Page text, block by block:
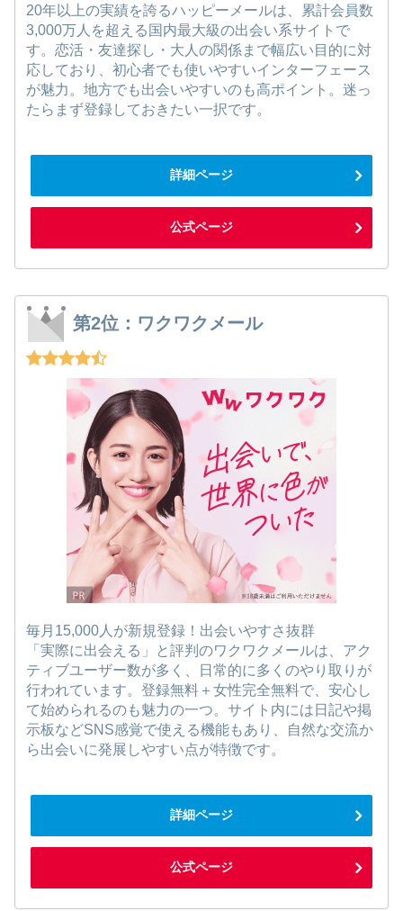
20年以上の実績を誇るハッピーメールは、累計会員数
3,000万人を超える国内最大級の出会い系サイトで
す。恋活・友達探し・大人の関係まで幅広い目的に対
応しており、初心者でも使いやすいインターフェース
が魅力。地方でも出会いやすいのも高ポイント。迷っ
たらまず登録しておきたい一択です。
詳細ページ
公式ページ
第2位：ワクワクメール
毎月15,000人が新規登録！出会いやすさ抜群
「実際に出会える」と評判のワクワクメールは、アク
ティブユーザー数が多く、日常的に多くのやり取りが
行われています。登録無料＋女性完全無料で、安心し
て始められるのも魅力の一つ。サイト内には日記や掲
示板などSNS感覚で使える機能もあり、自然な交流か
ら出会いに発展しやすい点が特徴です。
詳細ページ
公式ページ